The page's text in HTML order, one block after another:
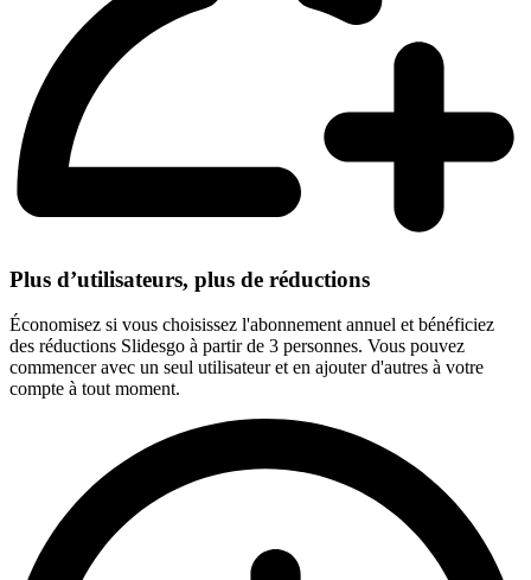
Plus d’utilisateurs, plus de réductions
Économisez si vous choisissez l'abonnement annuel et bénéficiez
des réductions Slidesgo à partir de 3 personnes. Vous pouvez
commencer avec un seul utilisateur et en ajouter d'autres à votre
compte à tout moment.